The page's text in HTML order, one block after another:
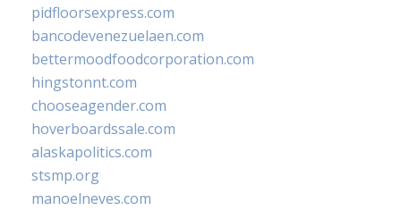
pidfloorsexpress.com
bancodevenezuelaen.com
bettermoodfoodcorporation.com
hingstonnt.com
chooseagender.com
hoverboardssale.com
alaskapolitics.com
stsmp.org
manoelneves.com